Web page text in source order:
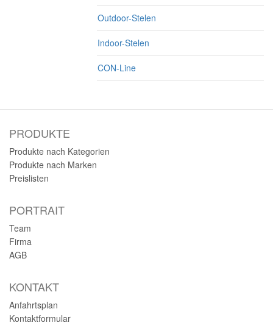
Outdoor-Stelen
Indoor-Stelen
CON-Line
PRODUKTE
Produkte nach Kategorien
Produkte nach Marken
Preislisten
PORTRAIT
Team
Firma
AGB
KONTAKT
Anfahrtsplan
Kontaktformular